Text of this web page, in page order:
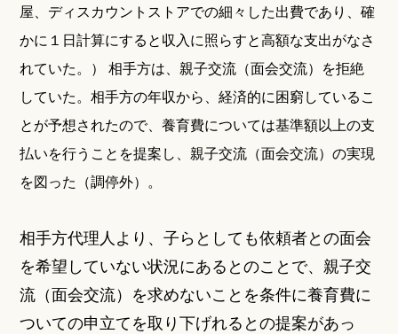
屋、ディスカウントストアでの細々した出費であり、確
かに１日計算にすると収入に照らすと高額な支出がなさ
れていた。） 相手方は、親子交流（面会交流）を拒絶
していた。相手方の年収から、経済的に困窮しているこ
とが予想されたので、養育費については基準額以上の支
払いを行うことを提案し、親子交流（面会交流）の実現
を図った（調停外）。
相手方代理人より、子らとしても依頼者との面会
を希望していない状況にあるとのことで、親子交
流（面会交流）を求めないことを条件に養育費に
ついての申立てを取り下げれるとの提案があっ